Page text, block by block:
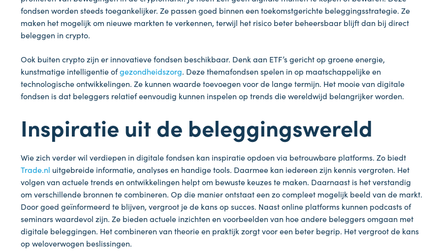
fondsen worden steeds toegankelijker. Ze passen goed binnen een toekomstgerichte beleggingsstrategie. Ze
maken het mogelijk om nieuwe markten te verkennen, terwijl het risico beter beheersbaar blijft dan bij direct
beleggen in crypto.
Ook buiten crypto zijn er innovatieve fondsen beschikbaar. Denk aan ETF’s gericht op groene energie,
kunstmatige intelligentie ofgezondheidszorg. Deze themafondsen spelen in op maatschappelijke en
technologische ontwikkelingen. Ze kunnen waarde toevoegen voor de lange termijn. Het mooie van digitale
fondsen is dat beleggers relatief eenvoudig kunnen inspelen op trends die wereldwijd belangrijker worden.
Inspiratie uit de beleggingswereld
Wie zich verder wil verdiepen in digitale fondsen kan inspiratie opdoen via betrouwbare platforms. Zo biedt
Trade.nl uitgebreide informatie, analyses en handige tools. Daarmee kan iedereen zijn kennis vergroten. Het
volgen van actuele trends en ontwikkelingen helpt om bewuste keuzes te maken. Daarnaast is het verstandig
om verschillende bronnen te combineren. Op die manier ontstaat een zo compleet mogelijk beeld van de markt.
Door goed geïnformeerd te blijven, vergroot je de kans op succes. Naast online platforms kunnen podcasts of
seminars waardevol zijn. Ze bieden actuele inzichten en voorbeelden van hoe andere beleggers omgaan met
digitale beleggingen. Het combineren van theorie en praktijk zorgt voor een beter begrip. Het vergroot de kans
op weloverwogen beslissingen.